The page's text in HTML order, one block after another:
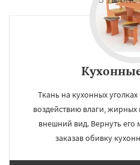
Ткань на кухонных
воздействию влаги, жирных
внешний вид. Вернуть
заказав обивку